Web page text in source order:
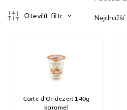
a
zNejdražší
Otevřít filtr
Carte d'Or dezert 140g
karamel